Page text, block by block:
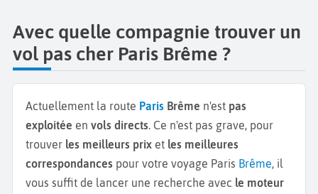
Avec quelle compagnie trouver un
vol pas cher Paris Brême ?
Actuellement la route Paris Brême n'est pas
exploitée en vols directs. Ce n'est pas grave, pour
trouver les meilleurs prix et les meilleures
correspondances pour votre voyage Paris Brême, il
vous suffit de lancer une recherche avec le moteur